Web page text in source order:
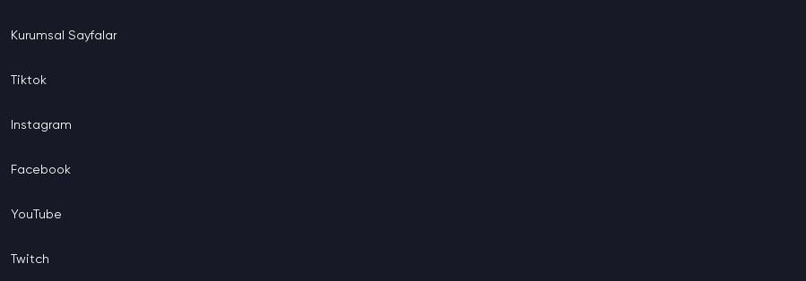
Kurumsal Sayfalar
Tiktok
Instagram
Facebook
YouTube
Twitch